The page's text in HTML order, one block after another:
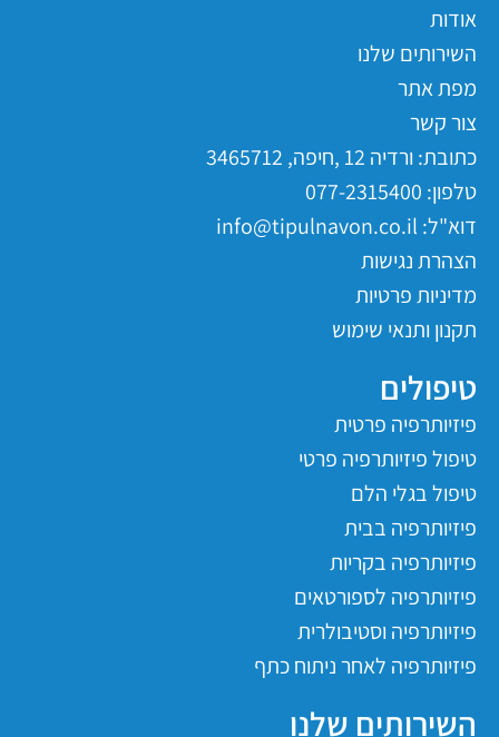
אודות
השירותים שלנו
מפת אתר
צור קשר
כתובת: ורדיה 12 ,חיפה, 3465712
טלפון: 077-2315400
דוא"ל: info@tipulnavon.co.il
הצהרת נגישות
מדיניות פרטיות
תקנון ותנאי שימוש
טיפולים
פיזיותרפיה פרטית
טיפול פיזיותרפיה פרטי
טיפול בגלי הלם
פיזיותרפיה בבית
פיזיותרפיה בקריות
פיזיותרפיה לספורטאים
פיזיותרפיה וסטיבולרית
פיזיותרפיה לאחר ניתוח כתף
השירותים שלנו